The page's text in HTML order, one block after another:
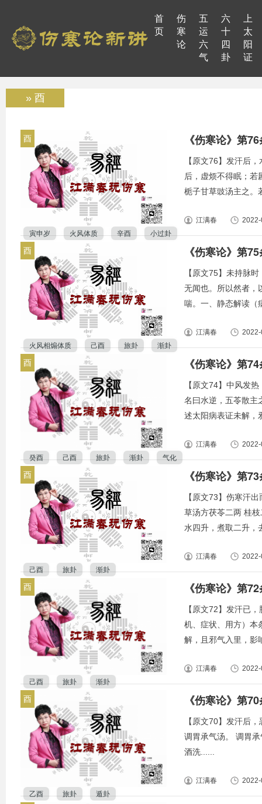
首
页
伤
寒
论
五
运
六
气
六
十
四
卦
上
太
阳
证
» 酉
酉 《伤寒论》第
【原文76】发汗后
后，虚烦不得眠；若
栀子甘草豉汤主之。
江满春
寅申岁
火风体质 辛酉 小过卦
酉 《伤寒论》第
【原文75】未持脉
无闻也。所以然者，
喘。一、静态解读（
江满春
火风相煽体质
己酉 旅卦 渐卦
酉 《伤寒论》第
【原文74】中风发
名曰水逆，五苓散主
述太阳病表证未解，
江满春
癸酉
己酉 旅卦 渐卦 气化
酉 《伤寒论》第
【原文73】伤寒汗
草汤方茯苓二两 桂
水四升，煮取二升，
江满春
己酉
旅卦 渐卦
酉 《伤寒论》第
【原文72】发汗已
机、症状、用方）本
解，且邪气入里，影
江满春
己酉
旅卦 渐卦
酉 《伤寒论》第
【原文70】发汗后
调胃承气汤。 调胃
酒洗......
江满春
乙酉
旅卦 遁卦